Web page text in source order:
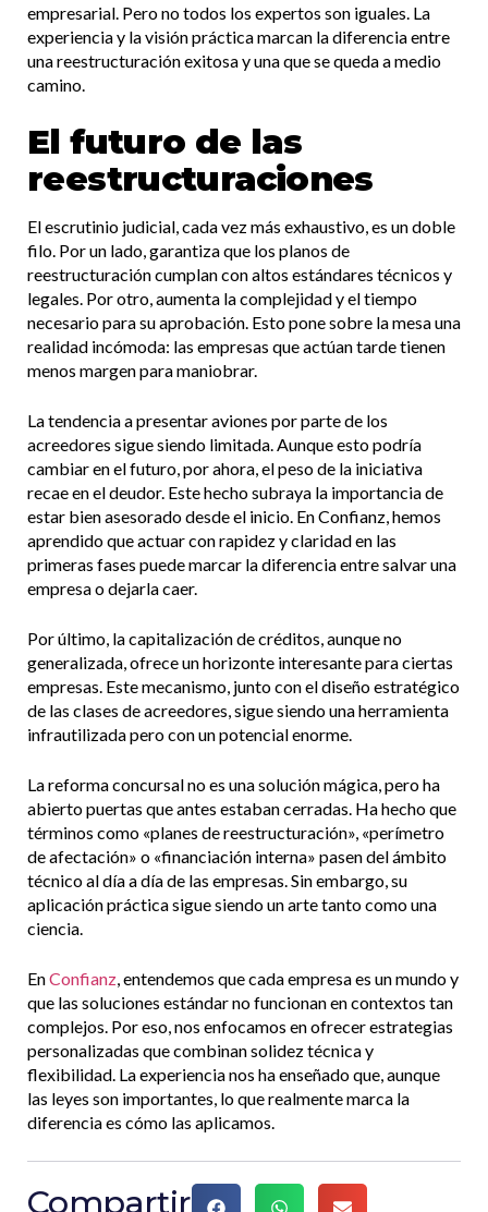
empresarial. Pero no todos los expertos son iguales. La
experiencia y la visión práctica marcan la diferencia entre
una reestructuración exitosa y una que se queda a medio
camino.
El futuro de las
reestructuraciones
El escrutinio judicial, cada vez más exhaustivo, es un doble
filo. Por un lado, garantiza que los planos de
reestructuración cumplan con altos estándares técnicos y
legales. Por otro, aumenta la complejidad y el tiempo
necesario para su aprobación. Esto pone sobre la mesa una
realidad incómoda: las empresas que actúan tarde tienen
menos margen para maniobrar.
La tendencia a presentar aviones por parte de los
acreedores sigue siendo limitada. Aunque esto podría
cambiar en el futuro, por ahora, el peso de la iniciativa
recae en el deudor. Este hecho subraya la importancia de
estar bien asesorado desde el inicio. En Confianz, hemos
aprendido que actuar con rapidez y claridad en las
primeras fases puede marcar la diferencia entre salvar una
empresa o dejarla caer.
Por último, la capitalización de créditos, aunque no
generalizada, ofrece un horizonte interesante para ciertas
empresas. Este mecanismo, junto con el diseño estratégico
de las clases de acreedores, sigue siendo una herramienta
infrautilizada pero con un potencial enorme.
La reforma concursal no es una solución mágica, pero ha
abierto puertas que antes estaban cerradas. Ha hecho que
términos como «planes de reestructuración», «perímetro
de afectación» o «financiación interna» pasen del ámbito
técnico al día a día de las empresas. Sin embargo, su
aplicación práctica sigue siendo un arte tanto como una
ciencia.
EnConfianz, entendemos que cada empresa es un mundo y
que las soluciones estándar no funcionan en contextos tan
complejos. Por eso, nos enfocamos en ofrecer estrategias
personalizadas que combinan solidez técnica y
flexibilidad. La experiencia nos ha enseñado que, aunque
las leyes son importantes, lo que realmente marca la
diferencia es cómo las aplicamos.
Compartir